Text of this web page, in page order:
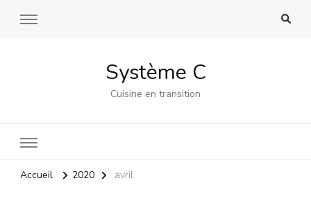
Système C
Cuisine en transition
Accueil 2020 avril